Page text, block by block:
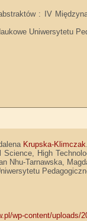
: IV
Uniwersytetu
Krupska-Klimczak
Science, High
Nhu-Tarnawska,
wp-content/